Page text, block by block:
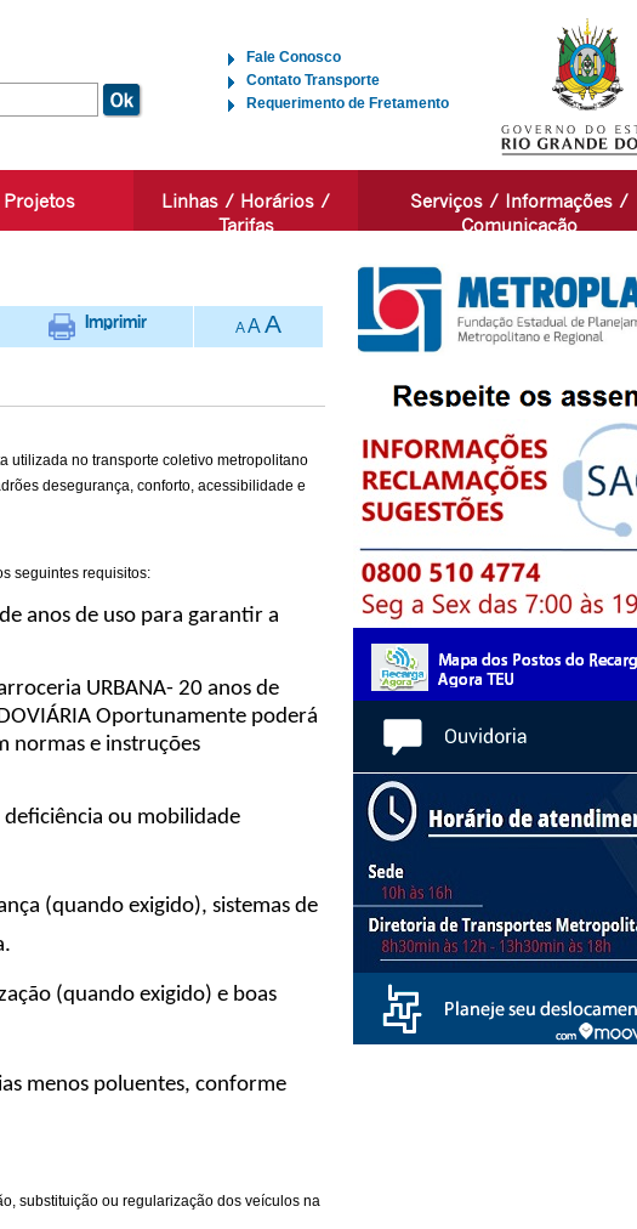
Fale Conosco
Contato Transporte
Requerimento de Fretamento
Projetos
Linhas / Horários /
Tarifas
Serviços / Informações /
Comunicação
Imprimir A A A
utilizada no transporte coletivo metropolitano
desegurança, conforto, acessibilidade e
seguintes requisitos:
anos de uso para garantir a
URBANA- 20 anos de
Oportunamente poderá
normas e instruções
deficiência ou mobilidade
(quando exigido), sistemas de
(quando exigido) e boas
menos poluentes, conforme
substituição ou regularização dos veículos na